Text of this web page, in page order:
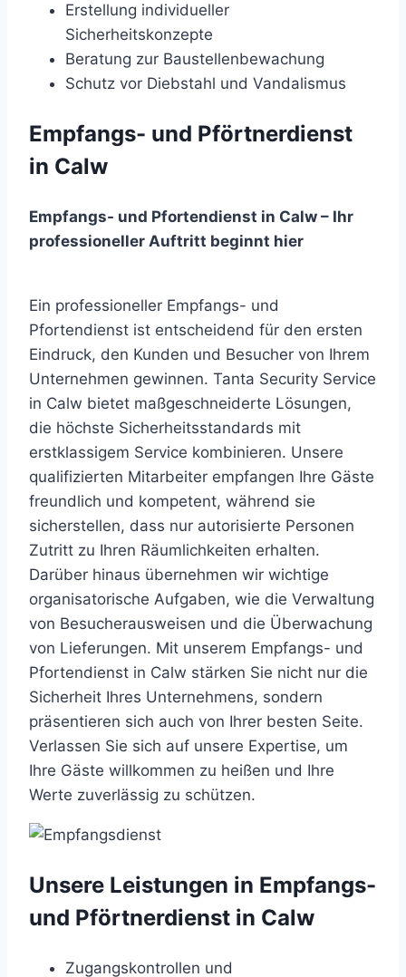
Erstellung individueller
Sicherheitskonzepte
Beratung zur Baustellenbewachung
Schutz vor Diebstahl und Vandalismus
Empfangs- und Pförtnerdienst
in Calw
Empfangs- und Pfortendienst in Calw – Ihr
professioneller Auftritt beginnt hier
Ein professioneller Empfangs- und
Pfortendienst ist entscheidend für den ersten
Eindruck, den Kunden und Besucher von Ihrem
Unternehmen gewinnen. Tanta Security Service
in Calw bietet maßgeschneiderte Lösungen,
die höchste Sicherheitsstandards mit
erstklassigem Service kombinieren. Unsere
qualifizierten Mitarbeiter empfangen Ihre Gäste
freundlich und kompetent, während sie
sicherstellen, dass nur autorisierte Personen
Zutritt zu Ihren Räumlichkeiten erhalten.
Darüber hinaus übernehmen wir wichtige
organisatorische Aufgaben, wie die Verwaltung
von Besucherausweisen und die Überwachung
von Lieferungen. Mit unserem Empfangs- und
Pfortendienst in Calw stärken Sie nicht nur die
Sicherheit Ihres Unternehmens, sondern
präsentieren sich auch von Ihrer besten Seite.
Verlassen Sie sich auf unsere Expertise, um
Ihre Gäste willkommen zu heißen und Ihre
Werte zuverlässig zu schützen.
Unsere Leistungen in Empfangs-
und Pförtnerdienst in Calw
Zugangskontrollen und